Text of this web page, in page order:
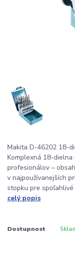
Makita D-46202 18-
Komplexná 18-
profesionálov –
v najpoužívanejších
stopku pre
celý popis
Dostupnost